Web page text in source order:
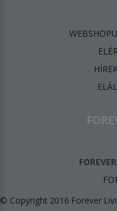
© Copyright 2016 Forever